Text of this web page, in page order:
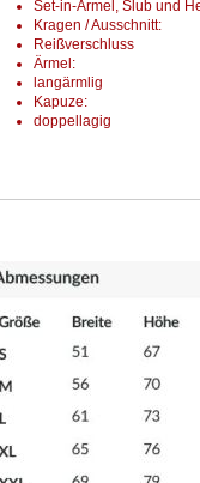
Set-in-Ärmel, Slub und
Kragen / Ausschnitt:
Reißverschluss
Ärmel:
langärmlig
Kapuze:
doppellagig